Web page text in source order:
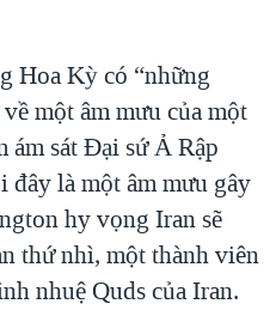
Hoa Kỳ có “những
một âm mưu của một
sát Đại sứ Ả Rập
đây là một âm mưu gây
hy vọng Iran sẽ
thứ nhì, một thành viên
nhuệ Quds của Iran.